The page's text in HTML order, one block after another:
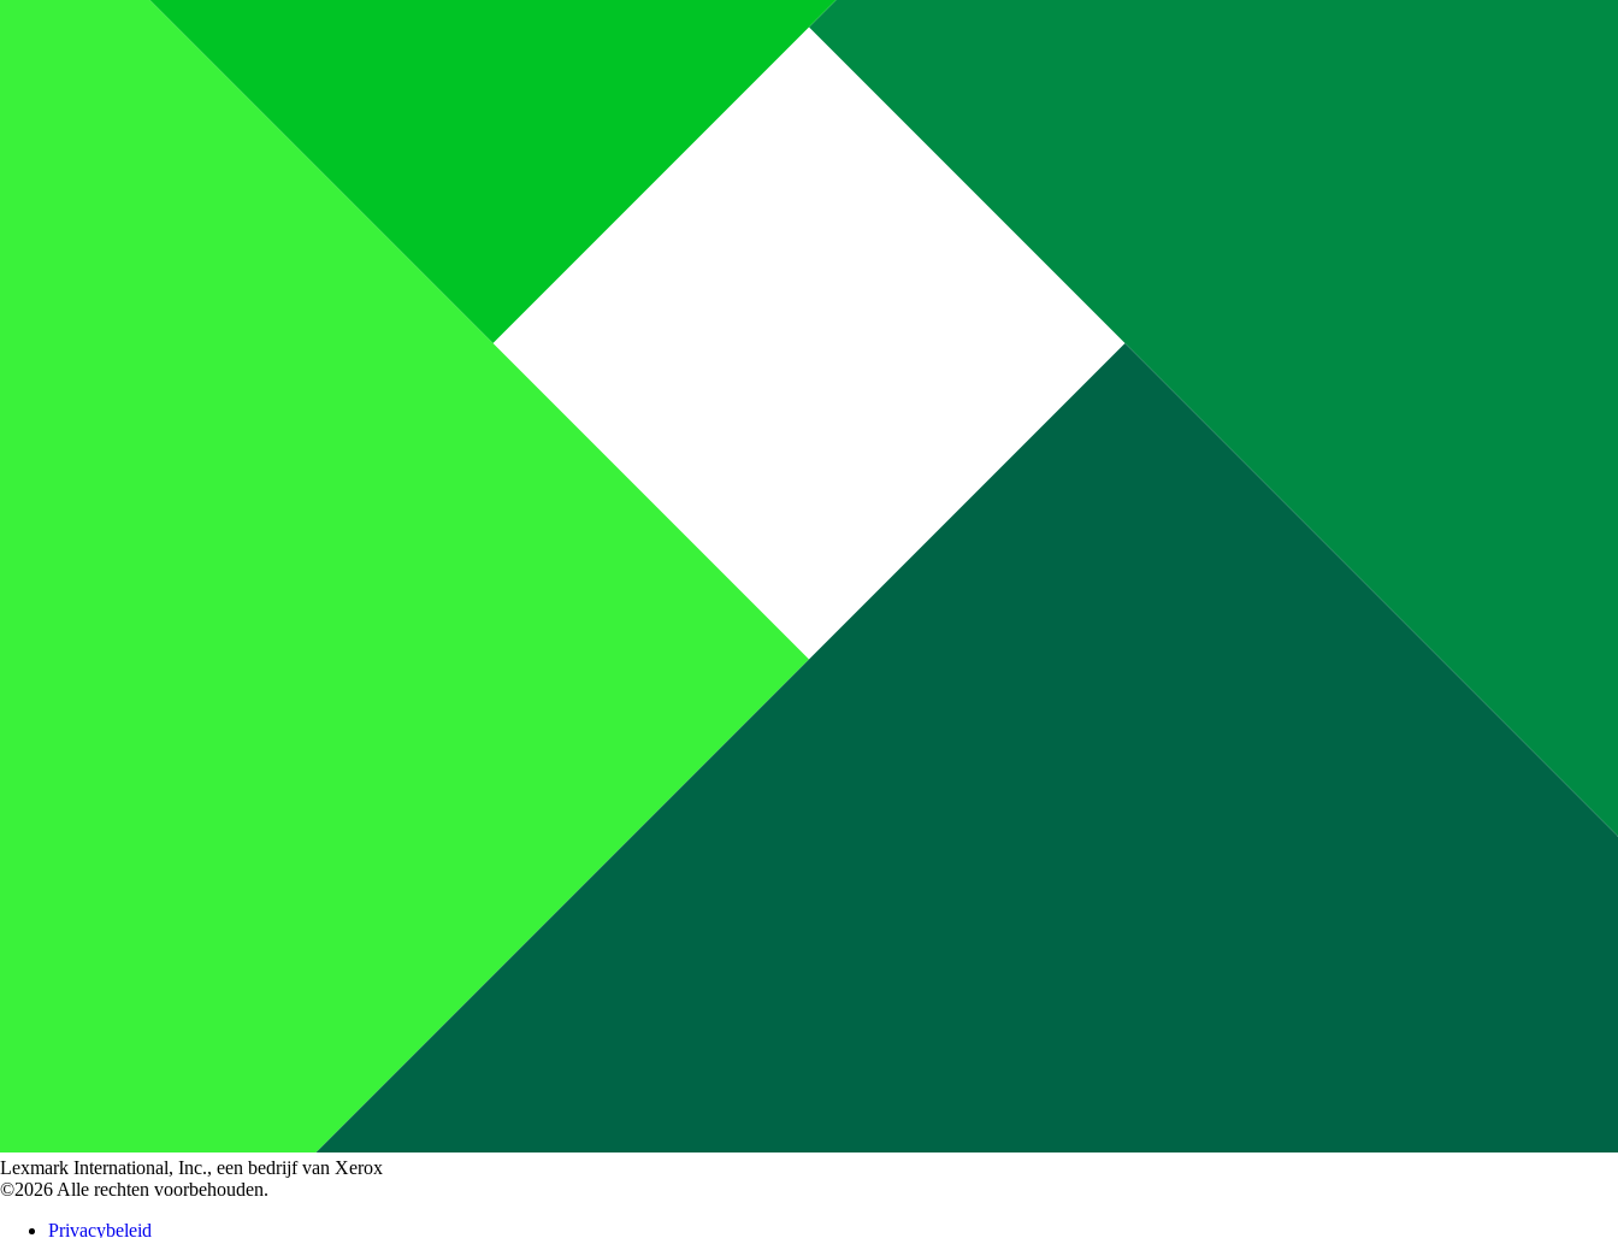
Lexmark International, Inc., een bedrijf van Xerox
©2026 Alle rechten voorbehouden.
Privacybeleid